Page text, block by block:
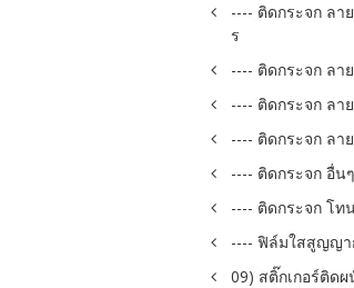
---- ติดกระจก ลา
ร
---- ติดกระจก ลา
---- ติดกระจก ลา
---- ติดกระจก ลา
---- ติดกระจก อื่น
---- ติดกระจก โท
---- ฟิล์มใสสูญญ
09) สติ๊กเกอร์ติด